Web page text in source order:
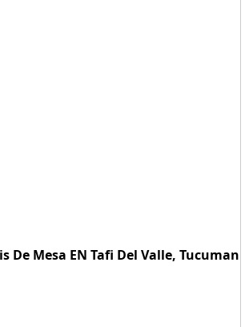
De Mesa EN Tafi Del Valle, Tucuman